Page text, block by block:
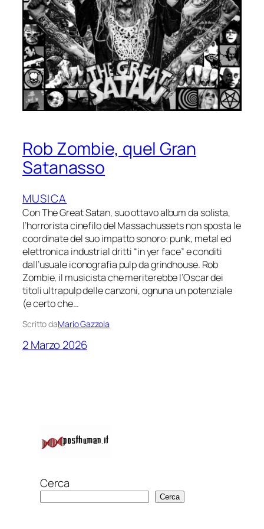
Rob Zombie, quel Gran
Satanasso
MUSICA
Con The Great Satan, suo ottavo album da solista,
l’horrorista cinefilo del Massachussets non sposta le
coordinate del suo impatto sonoro: punk, metal ed
elettronica industrial dritti “in yer face” e conditi
dall’usuale iconografia pulp da grindhouse. Rob
Zombie, il musicista che meriterebbe l’Oscar dei
titoli ultrapulp delle canzoni, ognuna un potenziale
(e certo che…
Scritto daMario Gazzola
2 Marzo 2026
Cerca
Cerca